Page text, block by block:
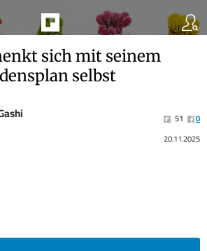
sich mit seinem
selbst
51
0
20.11.2025